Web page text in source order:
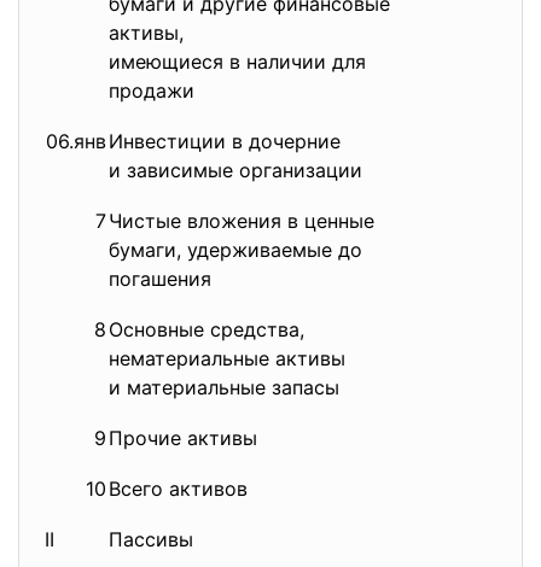
активы,
имеющиеся в наличии для
продажи
06.янвИнвестиции в дочерние
и зависимые организации
7Чистые вложения в ценные
бумаги, удерживаемые до
погашения
8 Основные средства,
нематериальные активы
и материальные запасы
9 Прочие активы
10 Всего активов
II Пассивы